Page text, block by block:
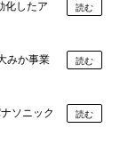
化したア
読む
みか事業
読む
ソニック
読む